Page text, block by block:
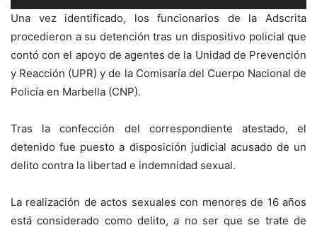
Una vez identificado, los funcionarios de la Adscrita
procedieron a su detención tras un dispositivo policial que
contó con el apoyo de agentes de la Unidad de Prevención
y Reacción (UPR) y de la Comisaría del Cuerpo Nacional de
Policía en Marbella (CNP).
Tras la confección del correspondiente atestado, el
detenido fue puesto a disposición judicial acusado de un
delito contra la libertad e indemnidad sexual.
La realización de actos sexuales con menores de 16 años
está considerado como delito, a no ser que se trate de